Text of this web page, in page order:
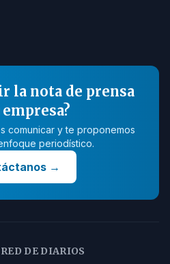
la nota de prensa
comunicar y te proponemos
periodístico.
→
DE DIARIOS